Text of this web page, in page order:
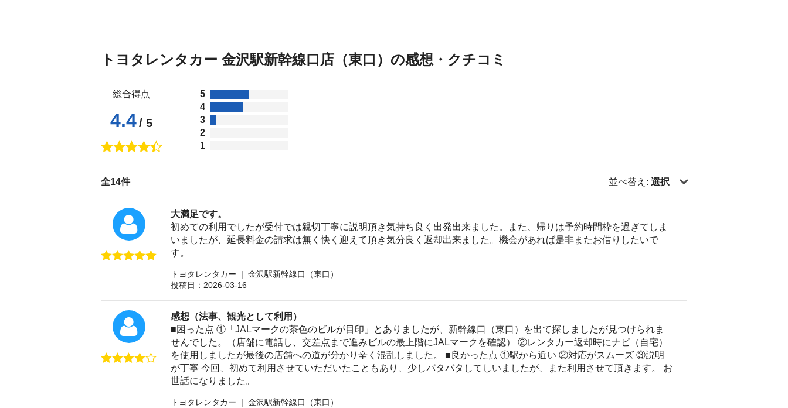
トヨタレンタカー 金沢駅新幹線口店（東口）の感想・クチコミ
総合得点
4.4/ 5
5
4
3
2
1
全14件 並べ替え: 選択
大満足です。
初めての利用でしたが受付では親切丁寧に説明頂き気持ち良く出発出来ました。また、帰りは予約時間枠を過ぎてしま
いましたが、延長料金の請求は無く快く迎えて頂き気分良く返却出来ました。機会があれば是非またお借りしたいで
す。
トヨタレンタカー | 金沢駅新幹線口（東口）
投稿日：2026-03-16
感想（法事、観光として利用）
■困った点 ①「JALマークの茶色のビルが目印」とありましたが、新幹線口（東口）を出て探しましたが見つけられま
せんでした。（店舗に電話し、交差点まで進みビルの最上階にJALマークを確認） ②レンタカー返却時にナビ（自宅）
を使用しましたが最後の店舗への道が分かり辛く混乱しました。 ■良かった点 ①駅から近い ②対応がスムーズ ③説明
が丁寧 今回、初めて利用させていただいたこともあり、少しバタバタしてしいましたが、また利用させて頂きます。 お
世話になりました。
トヨタレンタカー | 金沢駅新幹線口（東口）